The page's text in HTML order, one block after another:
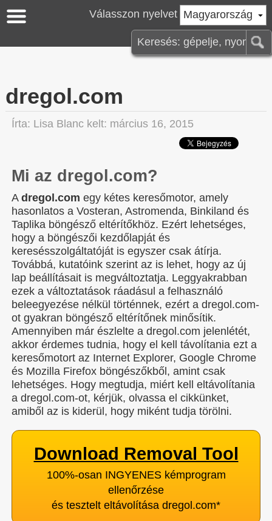
Magyarország
Válasszon nyelvet
dregol.com
Írta: Lisa Blanc kelt: március 16, 2015
Mi az dregol.com?
A dregol.com egy kétes keresőmotor, amely
hasonlatos a Vosteran, Astromenda, Binkiland és
Taplika böngésző eltérítőkhöz. Ezért lehetséges,
hogy a böngészői kezdőlapját és
keresésszolgáltatóját is egyszer csak átírja.
Továbbá, kutatóink szerint az is lehet, hogy az új
lap beállításait is megváltoztatja. Leggyakrabban
ezek a változtatások ráadásul a felhasználó
beleegyezése nélkül történnek, ezért a dregol.com-
ot gyakran böngésző eltérítőnek minősítik.
Amennyiben már észlelte a dregol.com jelenlétét,
akkor érdemes tudnia, hogy el kell távolítania ezt a
keresőmotort az Internet Explorer, Google Chrome
és Mozilla Firefox böngészőkből, amint csak
lehetséges. Hogy megtudja, miért kell eltávolítania
a dregol.com-ot, kérjük, olvassa el cikkünket,
amiből az is kiderül, hogy miként tudja törölni.
Download Removal Tool
100%-osan INGYENES kémprogram
ellenőrzése
és tesztelt eltávolítása dregol.com*